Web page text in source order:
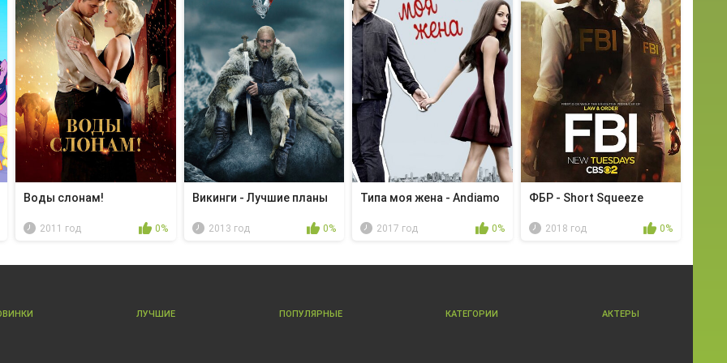
Воды слонам!
2011 год 0%
Викинги - Лучшие планы
2013 год 0%
Типа моя жена - Andiamo
2017 год 0%
ФБР - Short Squeeze
2018 год 0%
ЛУЧШИЕ ПОПУЛЯРНЫЕ КАТЕГОРИИ АКТЕРЫ